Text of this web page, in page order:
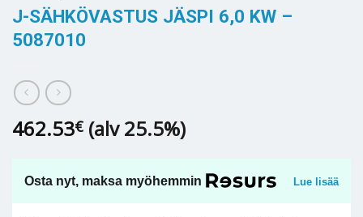
J-SÄHKÖVASTUS JÄSPI 6,0 KW –
5087010
462.53€ (alv 25.5%)
Osta nyt, maksa myöhemmin Lue lisää